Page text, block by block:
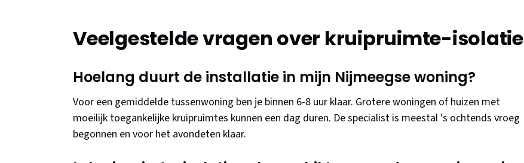
Veelgestelde vragen over kruipruimte-isolatie
Hoelang duurt de installatie in mijn Nijmeegse woning?
Voor een gemiddelde tussenwoning ben je binnen 6-8 uur klaar. Grotere woningen of huizen met
moeilijk toegankelijke kruipruimtes kunnen een dag duren. De specialist is meestal 's ochtends vroeg
begonnen en voor het avondeten klaar.